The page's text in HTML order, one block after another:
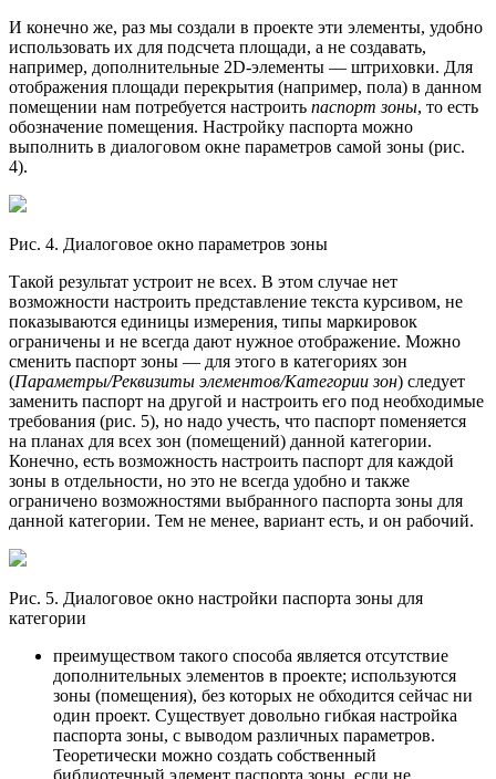
И конечно же, раз мы создали в проекте эти элементы, удобно
использовать их для подсчета площади, а не создавать,
например, дополнительные 2D-элементы — штриховки. Для
отображения площади перекрытия (например, пола) в данном
помещении нам потребуется настроить паспорт зоны, то есть
обозначение помещения. Настройку паспорта можно
выполнить в диалоговом окне параметров самой зоны (рис.
4).
Рис. 4. Диалоговое окно параметров зоны
Такой результат устроит не всех. В этом случае нет
возможности настроить представление текста курсивом, не
показываются единицы измерения, типы маркировок
ограничены и не всегда дают нужное отображение. Можно
сменить паспорт зоны — для этого в категориях зон
(Параметры/Реквизиты элементов/Категории зон) следует
заменить паспорт на другой и настроить его под необходимые
требования (рис. 5), но надо учесть, что паспорт поменяется
на планах для всех зон (помещений) данной категории.
Конечно, есть возможность настроить паспорт для каждой
зоны в отдельности, но это не всегда удобно и также
ограничено возможностями выбранного паспорта зоны для
данной категории. Тем не менее, вариант есть, и он рабочий.
Рис. 5. Диалоговое окно настройки паспорта зоны для
категории
преимуществом такого способа является отсутствие
дополнительных элементов в проекте; используются
зоны (помещения), без которых не обходится сейчас ни
один проект. Существует довольно гибкая настройка
паспорта зоны, с выводом различных параметров.
Теоретически можно создать собственный
библиотечный элемент паспорта зоны, если не